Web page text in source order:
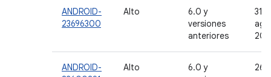
ANDROID-
23696300
Alto
6.0 y
versiones
anteriores
31
ANDROID-
Alto
6.0 y
26